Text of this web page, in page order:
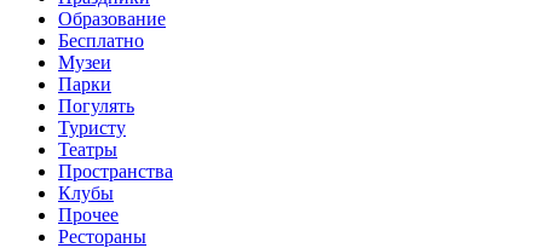
Образование
Бесплатно
Музеи
Парки
Погулять
Туристу
Театры
Пространства
Клубы
Прочее
Рестораны